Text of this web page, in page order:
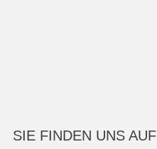
SIE FINDEN UNS AUF